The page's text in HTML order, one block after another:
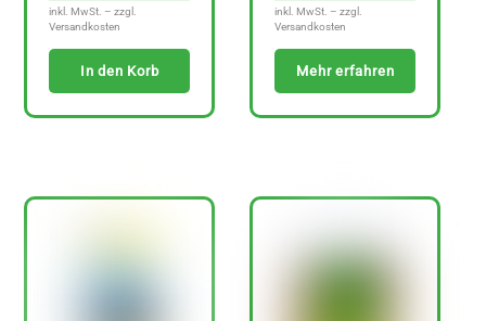
inkl. MwSt. – zzgl.
Versandkosten
In den Korb
inkl. MwSt. – zzgl.
Versandkosten
Mehr erfahren